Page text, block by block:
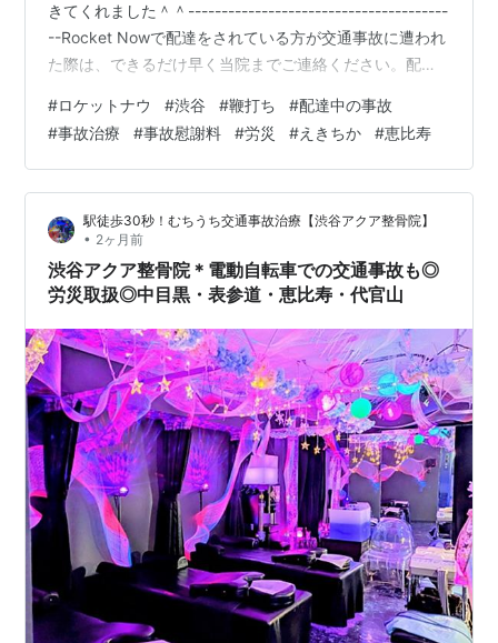
きてくれました＾＾---------------------------------------
--Rocket Nowで配達をされている方が交通事故に遭われ
た際は、できるだけ早く当院までご連絡ください。配達
として対応が必要になる場合があります。また、事故直
後は痛みを感じなくても、数日経ってから首の痛みや腰
痛、頭痛、しびれなどの症状が現れることも少なくあり
ません。「大したことはない」と自己判断してしまう
と、後になって症状が悪化し、仕事や日常…
#ロケットナウ #渋谷 #鞭打ち #配達中の事故
#事故治療 #事故慰謝料 #労災 #えきちか #恵比寿
駅徒歩30秒！むちうち交通事故治療【渋谷アクア整骨院】
• 2ヶ月前
渋谷アクア整骨院＊電動自転車での交通事故も◎
労災取扱◎中目黒・表参道・恵比寿・代官山